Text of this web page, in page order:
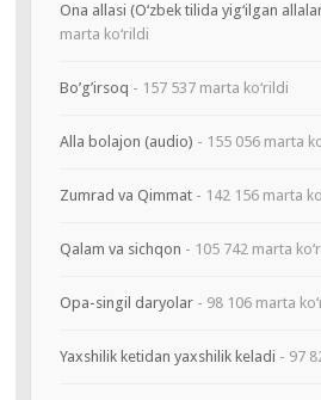
Ona allasi (O‘zbek tilida yig‘ilgan
marta ko‘rildi
Bo’g’irsoq - 157 537 marta ko‘rildi
Alla bolajon (audio) - 155 056 marta
Zumrad va Qimmat- 142 156 marta
Qalam va sichqon - 105 742 marta
Opa-singil daryolar- 98 106 marta
Yaxshilik ketidan yaxshilik keladi - 97